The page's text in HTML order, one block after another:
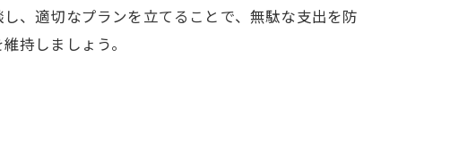
、適切なプランを立てることで、無駄な支出を防
持しましょう。